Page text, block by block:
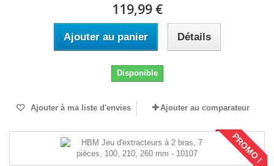
119,99 €
Ajouter au panier Détails
Disponible
Ajouter à ma liste d'envies Ajouter au comparateur
PROMO !